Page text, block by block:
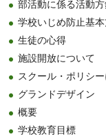
部活動に係る活動
学校いじめ防止基
生徒の心得
施設開放について
スクール・ポリシ
グランドデザイン
概要
学校教育目標